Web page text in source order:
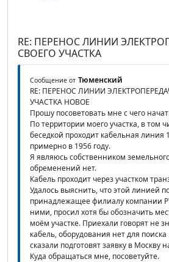
RE: ПЕРЕНОС ЛИНИИ
СВОЕГО УЧАСТКА
Сообщение от Тюменский
RE: ПЕРЕНОС ЛИНИИ
УЧАСТКА НОВОЕ
Прошу посоветовать мне с чего
По территории моего участка, в том
беседкой проходит кабельная линия
примерно в 1956 году.
Я являюсь собственником земельного
обременений нет.
Кабель проходит через участком
Удалось выяснить, что этой линией
принадлежащее филиалу компании
ними, просил хотя бы обозначить
моём участке. Приехали говорят не
кабель, оборудования нет для поиска
сказали подготовят заявку в Москву
Куда обращаться мне, посоветуйте.